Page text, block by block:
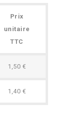
Prix
unitaire
TTC
1,50 €
1,40 €